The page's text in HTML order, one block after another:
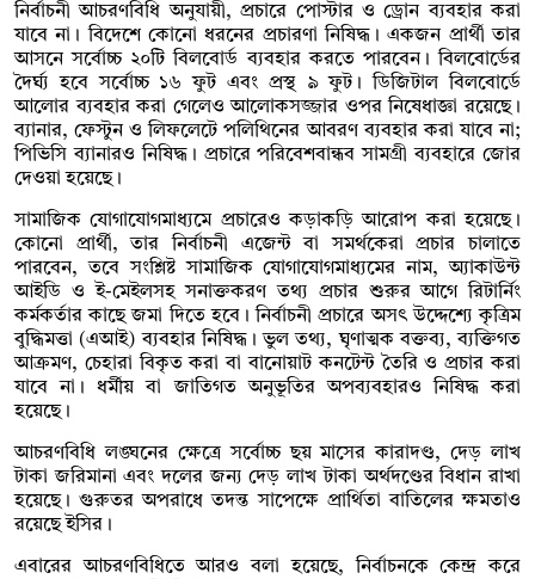
নির্বাচনী আচরণবিধি অনুযায়ী, প্রচারে পোস্টার ও ড্রোন ব্যবহার করা
যাবে না। বিদেশে কোনো ধরনের প্রচারণা নিষিদ্ধ। একজন প্রার্থী তার
আসনে সর্বোচ্চ ২০টি বিলবোর্ড ব্যবহার করতে পারবেন। বিলবোর্ডের
দৈর্ঘ্য হবে সর্বোচ্চ ১৬ ফুট এবং প্রস্থ ৯ ফুট। ডিজিটাল বিলবোর্ডে
আলোর ব্যবহার করা গেলেও আলোকসজ্জার ওপর নিষেধাজ্ঞা রয়েছে।
ব্যানার, ফেস্টুন ও লিফলেটে পলিথিনের আবরণ ব্যবহার করা যাবে না;
পিভিসি ব্যানারও নিষিদ্ধ। প্রচারে পরিবেশবান্ধব সামগ্রী ব্যবহারে জোর
দেওয়া হয়েছে।
সামাজিক যোগাযোগমাধ্যমে প্রচারেও কড়াকড়ি আরোপ করা হয়েছে।
কোনো প্রার্থী, তার নির্বাচনী এজেন্ট বা সমর্থকেরা প্রচার চালাতে
পারবেন, তবে সংশ্লিষ্ট সামাজিক যোগাযোগমাধ্যমের নাম, অ্যাকাউন্ট
আইডি ও ই-মেইলসহ সনাক্তকরণ তথ্য প্রচার শুরুর আগে রিটার্নিং
কর্মকর্তার কাছে জমা দিতে হবে। নির্বাচনী প্রচারে অসৎ উদ্দেশ্যে কৃত্রিম
বুদ্ধিমত্তা (এআই) ব্যবহার নিষিদ্ধ। ভুল তথ্য, ঘৃণাত্মক বক্তব্য, ব্যক্তিগত
আক্রমণ, চেহারা বিকৃত করা বা বানোয়াট কনটেন্ট তৈরি ও প্রচার করা
যাবে না। ধর্মীয় বা জাতিগত অনুভূতির অপব্যবহারও নিষিদ্ধ করা
হয়েছে।
আচরণবিধি লঙ্ঘনের ক্ষেত্রে সর্বোচ্চ ছয় মাসের কারাদণ্ড, দেড় লাখ
টাকা জরিমানা এবং দলের জন্য দেড় লাখ টাকা অর্থদণ্ডের বিধান রাখা
হয়েছে। গুরুতর অপরাধে তদন্ত সাপেক্ষে প্রার্থিতা বাতিলের ক্ষমতাও
রয়েছে ইসির।
এবারের আচরণবিধিতে আরও বলা হয়েছে, নির্বাচনকে কেন্দ্র করে